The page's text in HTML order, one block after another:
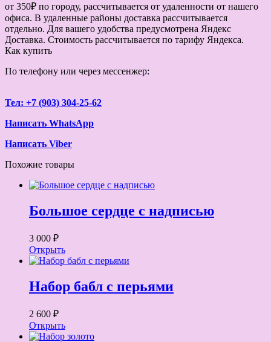
от 350₽ по городу, рассчитывается от удаленности от нашего
офиса. В удаленные районы доставка рассчитывается
отдельно. Для вашего удобства предусмотрена Яндекс
Доставка. Стоимость рассчитывается по тарифу Яндекса.
Как купить
По телефону или через мессенжер:
Тел: +7 (903) 304-25-62
Написать WhatsApp
Написать Viber
Похожие товары
Большое сердце с надписью
3 000 ₽
Открыть
Набор бабл с перьями
2 600 ₽
Открыть